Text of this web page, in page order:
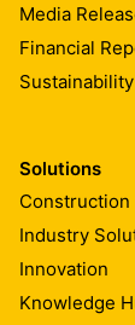
Media
Financial
Sustainability
Solutions
Construction
Industry
Innovation
Knowledge